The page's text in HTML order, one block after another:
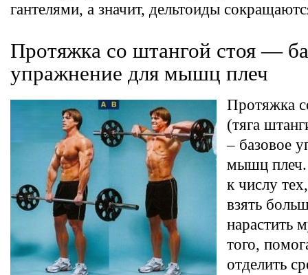
гантелями, а значит, дельтоиды
Протяжка со штангой стоя —
упражнение для мышц плеч
Протяжка
(тяга
– базовое
мышц плеч.
к числу
взять
нарастить
того,
отделить